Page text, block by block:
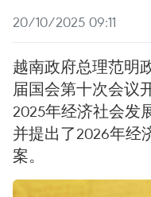
20/10/2025 09:11
越南政府总理范明
届国会第十次会议
2025年经济社会发
并提出了2026年经
案。